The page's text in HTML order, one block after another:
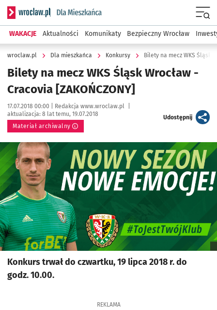
Serwis informacyjny wroclaw.pl podserwis: Dla mieszkańca
WAKACJE Aktualności Komunikaty Bezpieczny Wrocław
wroclaw.pl Dla mieszkańca Konkursy Bilety na mecz WKS Śląsk
Bilety na mecz WKS Śląsk Wrocław -
Cracovia [ZAKOŃCZONY]
Data publikacji:
17.07.2018 00:00 | Autor:
Redakcja www.wroclaw.pl
aktualizacja: 8 lat temu, 19.07.2018
Materiał archiwalny
Udostępnijartykuł
Kliknij, aby powiększyć
Konkurs trwał do czwartku, 19 lipca 2018 r. do
godz. 10.00.
REKLAMA